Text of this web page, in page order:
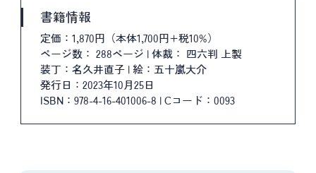
書籍情報
定価：1,870円（本体1,700円+税10%）
ページ数： 288ページ | 体裁： 四六判 上製
装丁：名久井直子 | 絵：五十嵐大介
発行日：2023年10月25日
ISBN：978-4-16-401006-8 | Cコード：0093